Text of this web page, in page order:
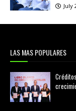
July
LAS MAS POPULARES